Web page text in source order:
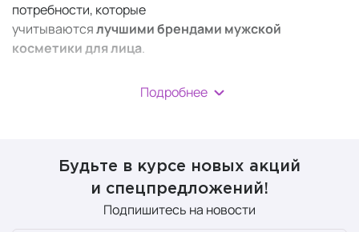
потребности, которые
учитываютсялучшимибрендами мужской
косметики для лица.
В отличие от женских аналогов, косметика для мужчин
базовый уход, но и решение специфических проблем
Формулы часто содержат повышенную концентрацию
Подробнее
Будьте в курсе новых акций
и спецпредложений!
Подпишитесь на новости